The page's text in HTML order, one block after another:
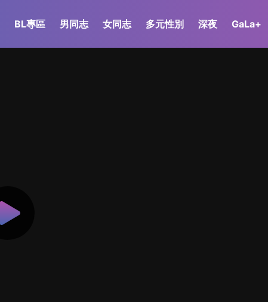
BL專區 男同志 女同志 多元性別 深夜 GaLa+